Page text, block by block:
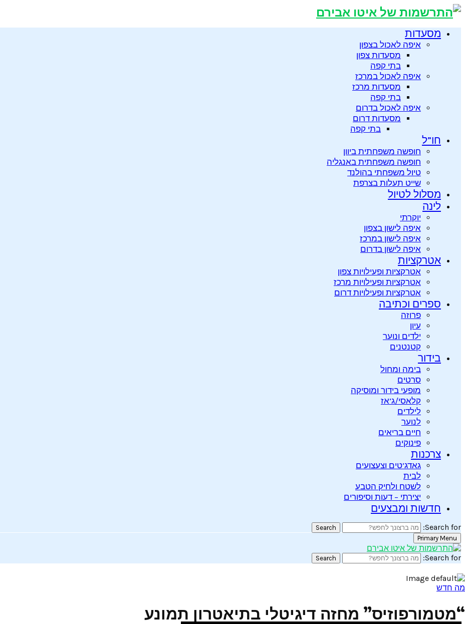
מסעדות
איפה לאכול בצפון
מסעדות צפון
בתי קפה
איפה לאכול במרכז
מסעדות מרכז
בתי קפה
איפה לאכול בדרום
מסעדות דרום
בתי קפה
חו”ל
חופשה משפחתית ביוון
חופשה משפחתית באנגליה
טיול משפחתי בהולנד
שייט תעלות בצרפת
מסלול לטיול
לינה
יוקרתי
איפה לישון בצפון
איפה לישון במרכז
איפה לישון בדרום
אטרקציות
אטרקציות ופעילויות צפון
אטרקציות ופעילויות מרכז
אטרקציות ופעילויות דרום
ספרים וכתיבה
פרוזה
עיון
ילדים ונוער
קטנטנים
בידור
בימה ומחול
סרטים
מופעי בידור ומוסיקה
קלאסי/ג’אז
לילדים
לנוער
חיים בריאים
פינוקים
צרכנות
גאדג’טים וצעצועים
לבית
לשטח ולחיק הטבע
יצירתי – דעות וסיפורים
חדשות ומבצעים
Search for:
Search
Primary Menu
Search for:
Search
מה חדש
“מטמורפוזיס” מחזה דיגיטלי בתיאטרון תמונע